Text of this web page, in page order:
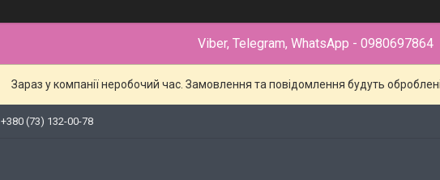
Viber, Telegram, WhatsApp - 0980697864
Зараз у компанії неробочий час. Замовлення та повідомлення будуть
+380 (73) 132-00-78